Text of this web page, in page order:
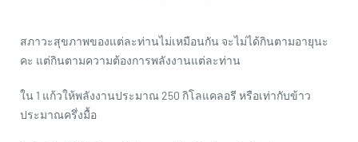
สภาวะสุขภาพของแต่ละท่านไม่เหมือนกัน จะไม่ได้กินตามอายุนะ
คะ แต่กินตามความต้องการพลังงานแต่ละท่าน
ใน 1 แก้วให้พลังงานประมาณ 250 กิโลแคลอรี หรือเท่ากับข้าว
ประมาณครึ่งมื้อ